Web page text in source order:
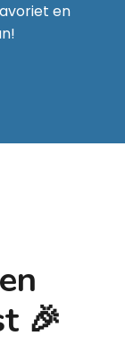
en
🎉